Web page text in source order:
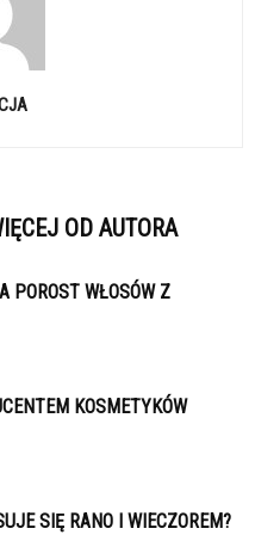
OD AUTORA
POROST WŁOSÓW Z
KOSMETYKÓW
SIĘ RANO I WIECZOREM?